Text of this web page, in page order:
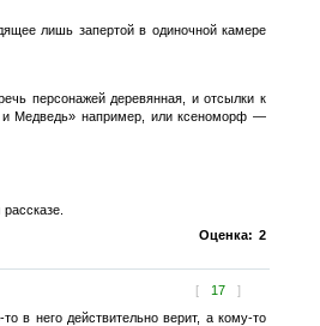
лишь запертой в одиночной камере
персонажей деревянная, и отсылки к
и Медведь» например, или ксеноморф —
Оценка: 2
[ 17 ]
в него действительно верит, а кому-то